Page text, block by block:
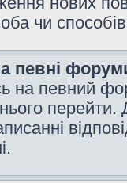
чи
певні
на певний
перейти.